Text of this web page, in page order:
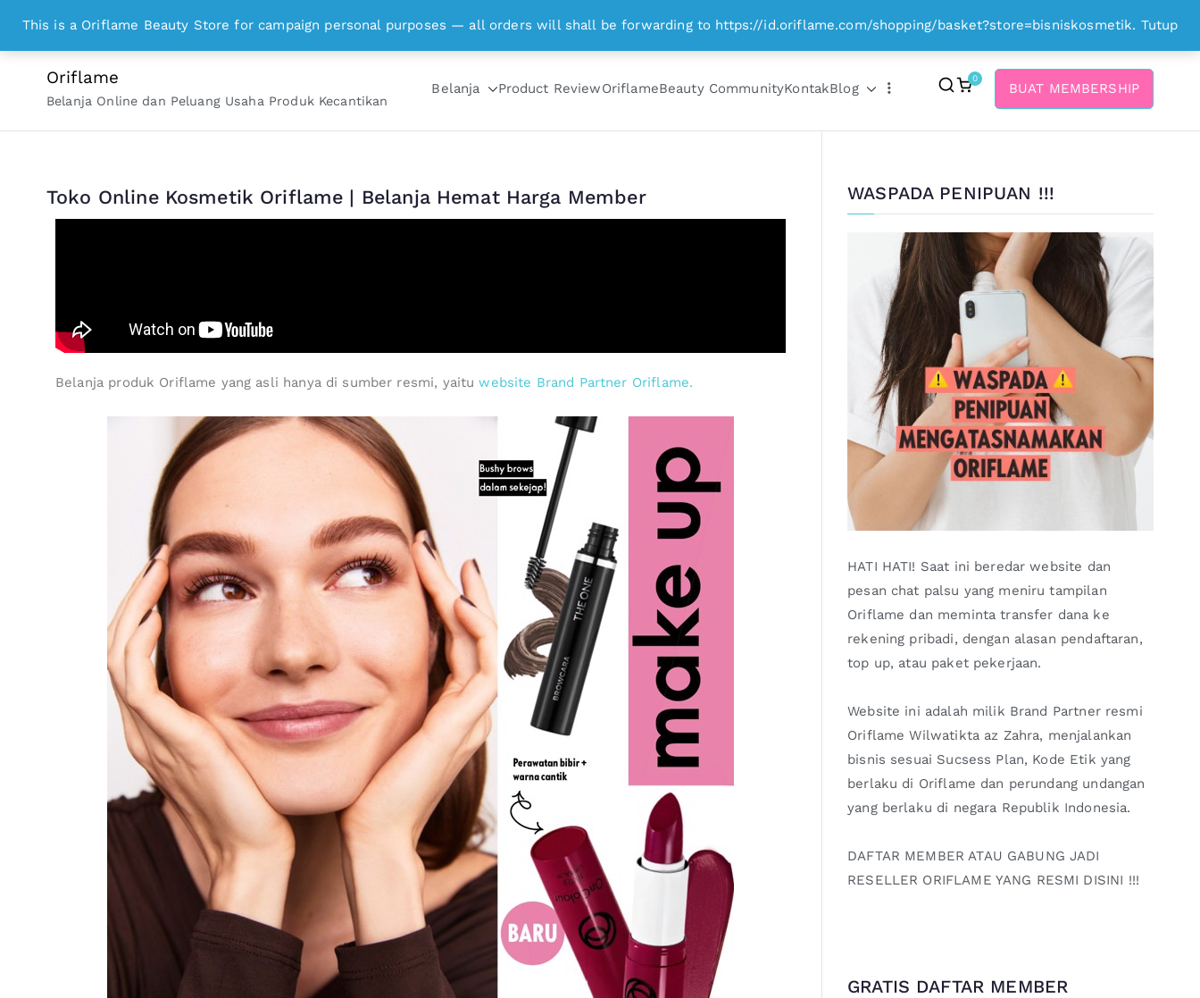
This is a Oriflame Beauty Store for campaign personal purposes — all orders will shall be forwarding to https://id.oriflame.com/shopping/basket?store=bisniskosmetik. Tutup
WhatsApp 0813 8328 1000 bisniskosmetika@gmail.com
Oriflame
Belanja Online dan Peluang Usaha Produk Kecantikan
Belanja Product ReviewOriflameBeauty CommunityKontakBlog
0
BUAT MEMBERSHIP
Toko Online Kosmetik Oriflame | Belanja Hemat Harga Member
Belanja produk Oriflame yang asli hanya di sumber resmi, yaituwebsite Brand Partner Oriflame.
WASPADA PENIPUAN !!!
HATI HATI! Saat ini beredar website dan
pesan chat palsu yang meniru tampilan
Oriflame dan meminta transfer dana ke
rekening pribadi, dengan alasan pendaftaran,
top up, atau paket pekerjaan.
Website ini adalah milik Brand Partner resmi
Oriflame Wilwatikta az Zahra, menjalankan
bisnis sesuai Sucsess Plan, Kode Etik yang
berlaku di Oriflame dan perundang undangan
yang berlaku di negara Republik Indonesia.
DAFTAR MEMBER ATAU GABUNG JADI
RESELLER ORIFLAME YANG RESMI DISINI !!!
GRATIS DAFTAR MEMBER